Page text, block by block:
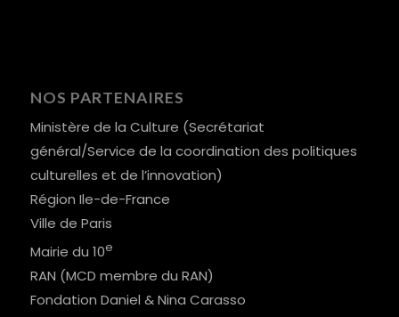
NOS PARTENAIRES
Ministère de la Culture (Secrétariat
général/Service de la coordination des politiques
culturelles et de l’innovation)
Région Ile-de-France
Ville de Paris
Mairie du 10e
RAN (MCD membre du RAN)
Fondation Daniel & Nina Carasso